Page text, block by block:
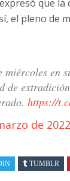
que
el pleno de
en
de
https://
de 2022
TUMBLR